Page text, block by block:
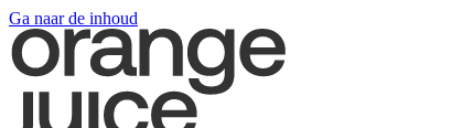
Ga naar de inhoud